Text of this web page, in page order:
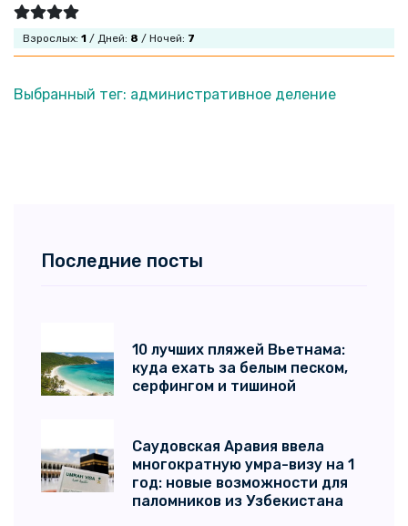
Взрослых: 1 / Дней: 8 / Ночей: 7
Выбранный тег: административное деление
Последние посты
10 лучших пляжей Вьетнама:
куда ехать за белым песком,
серфингом и тишиной
Саудовская Аравия ввела
многократную умра-визу на 1
год: новые возможности для
паломников из Узбекистана